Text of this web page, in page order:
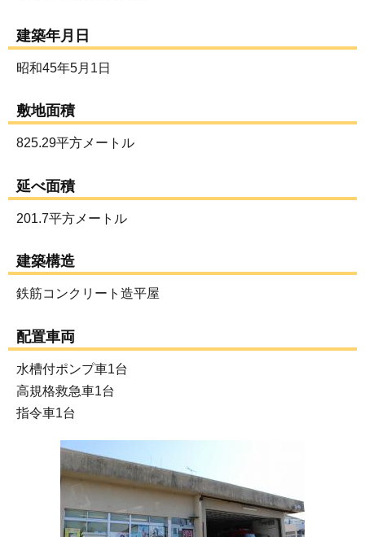
建築年月日
昭和45年5月1日
敷地面積
825.29平方メートル
延べ面積
201.7平方メートル
建築構造
鉄筋コンクリート造平屋
配置車両
水槽付ポンプ車1台
高規格救急車1台
指令車1台